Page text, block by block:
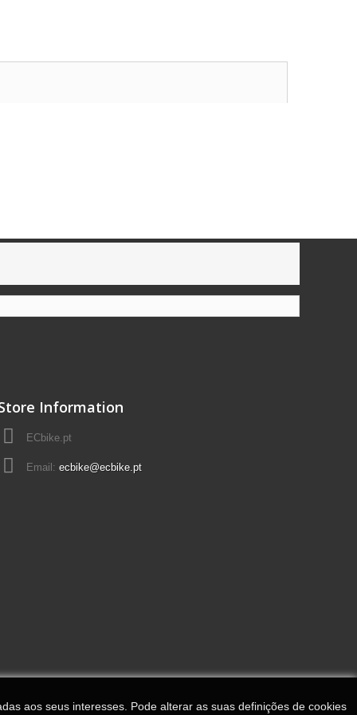
Information
ECbike.pt
Email: ecbike@ecbike.pt
aos seus interesses. Pode alterar as suas definições de cookies